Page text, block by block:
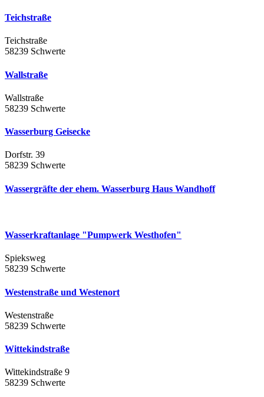
Teichstraße
Teichstraße
58239 Schwerte
Wallstraße
Wallstraße
58239 Schwerte
Wasserburg Geisecke
Dorfstr. 39
58239 Schwerte
Wassergräfte der ehem. Wasserburg Haus Wandhoff
Wasserkraftanlage "Pumpwerk Westhofen"
Spieksweg
58239 Schwerte
Westenstraße und Westenort
Westenstraße
58239 Schwerte
Wittekindstraße
Wittekindstraße 9
58239 Schwerte